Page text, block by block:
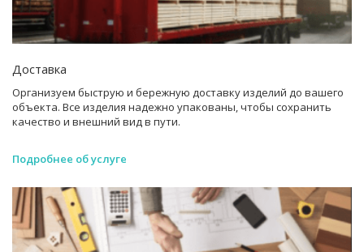
Доставка
Организуем быструю и бережную доставку изделий до вашего
объекта. Все изделия надежно упакованы, чтобы сохранить
качество и внешний вид в пути.
Подробнее об услуге